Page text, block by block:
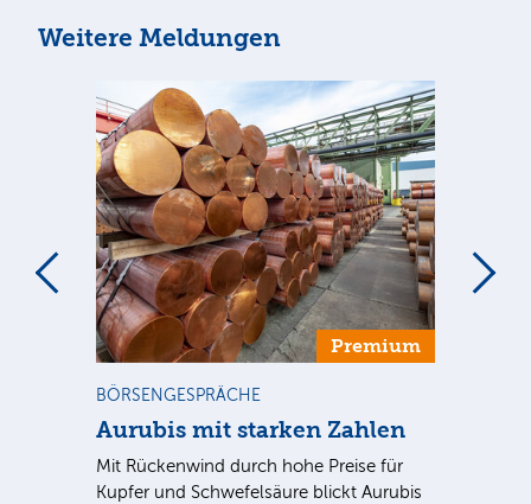
Weitere Meldungen
Premium
BÖRSENGESPRÄCHE
Aurubis mit starken Zahlen
Mit Rückenwind durch hohe Preise für
Kupfer und Schwefelsäure blickt Aurubis